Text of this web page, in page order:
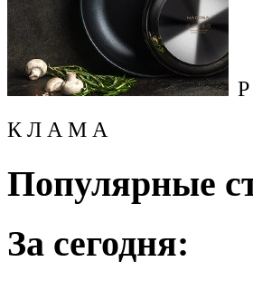
К Л А М А
Популярные
За сегодня: